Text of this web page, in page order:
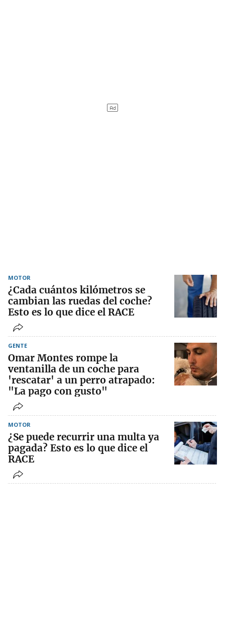
MOTOR
¿Cada cuántos kilómetros se
cambian las ruedas del coche?
Esto es lo que dice el RACE
GENTE
Omar Montes rompe la
ventanilla de un coche para
'rescatar' a un perro atrapado:
"La pago con gusto"
MOTOR
¿Se puede recurrir una multa ya
pagada? Esto es lo que dice el
RACE